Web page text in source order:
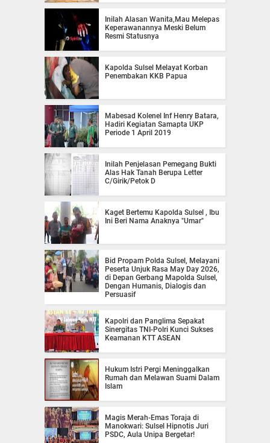
Inilah Alasan Wanita,Mau Melepas
Keperawanannya Meski Belum
Resmi Statusnya
Kapolda Sulsel Melayat Korban
Penembakan KKB Papua
Mabesad Kolenel Inf Henry Batara,
Hadiri Kegiatan Samapta UKP
Periode 1 April 2019
Inilah Penjelasan Pemegang Bukti
Alas Hak Tanah Berupa Letter
C/Girik/Petok D
Kaget Bertemu Kapolda Sulsel , Ibu
Ini Beri Nama Anaknya "Umar"
Bid Propam Polda Sulsel, Melayani
Peserta Unjuk Rasa May Day 2026,
di Depan Gerbang Mapolda Sulsel,
Dengan Humanis, Dialogis dan
Persuasif
Kapolri dan Panglima Sepakat
Sinergitas TNI-Polri Kunci Sukses
Keamanan KTT ASEAN
Hukum Istri Pergi Meninggalkan
Rumah dan Melawan Suami Dalam
Islam
Magis Merah-Emas Toraja di
Manokwari: Sulsel Hipnotis Juri
PSDC, Aula Unipa Bergetar!